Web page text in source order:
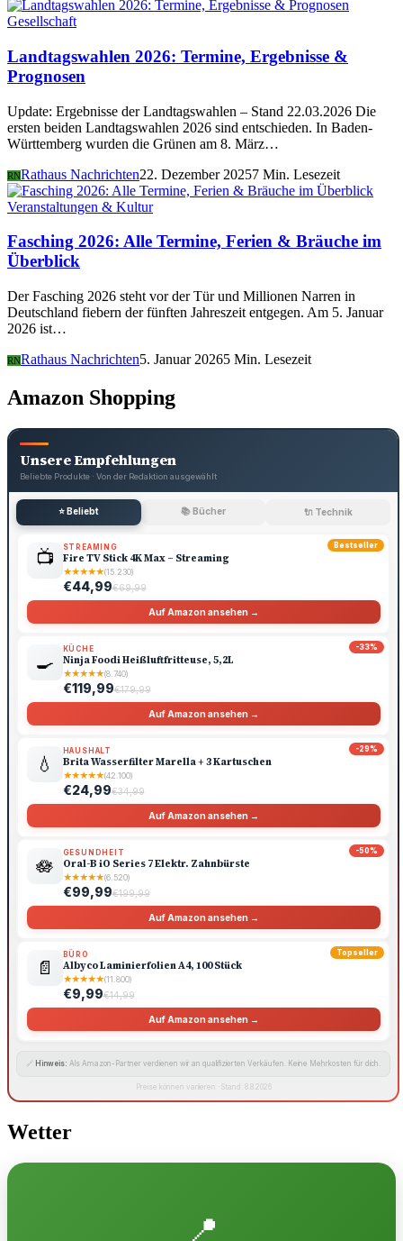
Gesellschaft
Landtagswahlen 2026: Termine, Ergebnisse &
Prognosen
Update: Ergebnisse der Landtagswahlen – Stand 22.03.2026 Die
ersten beiden Landtagswahlen 2026 sind entschieden. In Baden-
Württemberg wurden die Grünen am 8. März…
RNRathaus Nachrichten22. Dezember 20257 Min. Lesezeit
Veranstaltungen & Kultur
Fasching 2026: Alle Termine, Ferien & Bräuche im
Überblick
Der Fasching 2026 steht vor der Tür und Millionen Narren in
Deutschland fiebern der fünften Jahreszeit entgegen. Am 5. Januar
2026 ist…
RNRathaus Nachrichten5. Januar 20265 Min. Lesezeit
Amazon Shopping
Unsere Empfehlungen
Beliebte Produkte · Von der Redaktion ausgewählt
⭐ Beliebt 📚 Bücher 🔌 Technik
Bestseller
📺 STREAMING
Fire TV Stick 4K Max – Streaming
★★★★★(15.230)
€44,99€69,99
Auf Amazon ansehen →
-33%
🍳
KÜCHE
Ninja Foodi Heißluftfritteuse, 5,2L
★★★★★(8.740)
€119,99€179,99
Auf Amazon ansehen →
-29%
💧
HAUSHALT
Brita Wasserfilter Marella + 3 Kartuschen
★★★★★(42.100)
€24,99€34,99
Auf Amazon ansehen →
-50%
🪷
GESUNDHEIT
Oral-B iO Series 7 Elektr. Zahnbürste
★★★★★(6.520)
€99,99€199,99
Auf Amazon ansehen →
Topseller
📄
BÜRO
Albyco Laminierfolien A4, 100 Stück
★★★★★(11.800)
€9,99€14,99
Auf Amazon ansehen →
🔗 Hinweis: Als Amazon-Partner verdienen wir an qualifizierten Verkäufen. Keine Mehrkosten für dich.
Preise können variieren · Stand: 8.8.2026
Wetter
📍